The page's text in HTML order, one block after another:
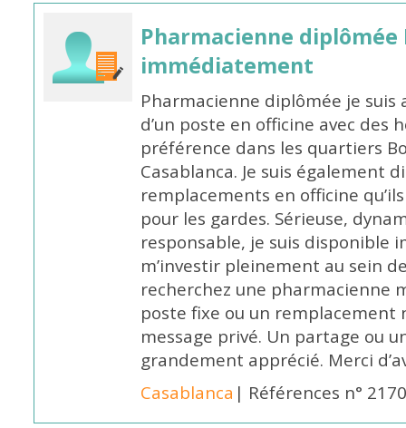
Pharmacienne diplômée
immédiatement
Pharmacienne diplômée je
d’un poste en officine avec des
préférence dans les quartiers
Casablanca. Je suis également
remplacements en officine
pour les gardes. Sérieuse,
responsable, je suis
m’investir pleinement au sein
recherchez une pharmacienne
poste fixe ou un remplacement
message privé. Un partage ou
grandement apprécié. Merci
Casablanca | Références n°